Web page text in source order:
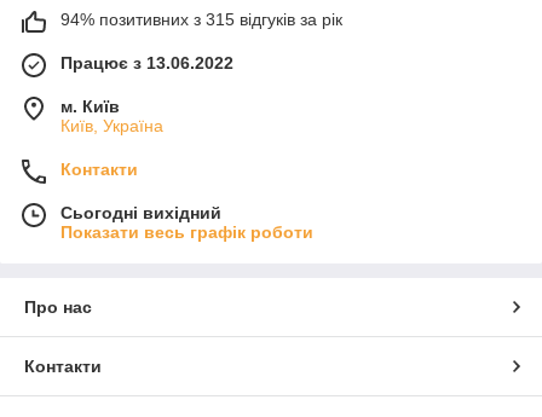
94% позитивних з 315 відгуків за рік
Працює з 13.06.2022
м. Київ
Київ, Україна
Контакти
Сьогодні вихідний
Показати весь графік роботи
Про нас
Контакти